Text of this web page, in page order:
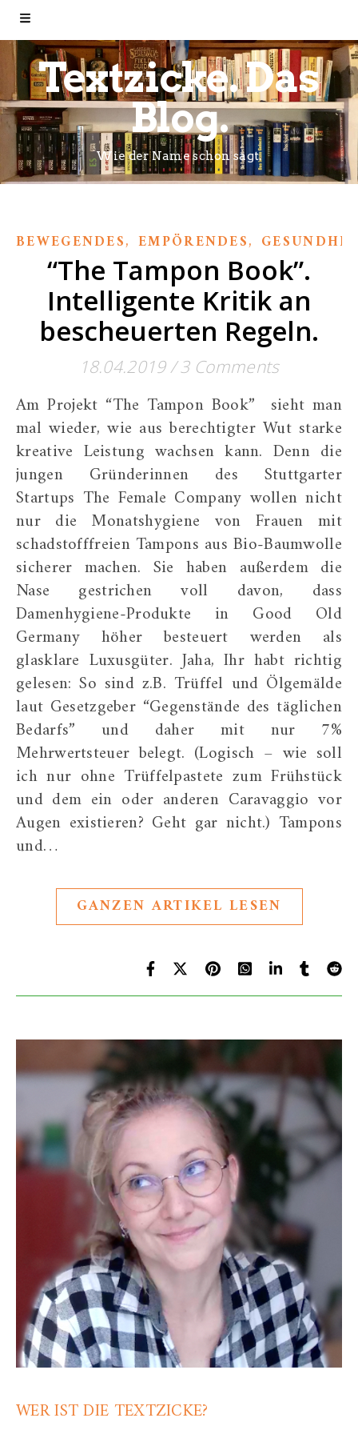
Textzicke. Das
Blog.
Wie der Name schon sagt.
BEWEGENDES, EMPÖRENDES,
“The Tampon Book”.
Intelligente Kritik an
bescheuerten Regeln.
18.04.2019/ 3 Comments
Am Projekt “The Tampon Book” sieht man
mal wieder, wie aus berechtigter Wut starke
kreative Leistung wachsen kann. Denn die
jungen Gründerinnen des Stuttgarter
Startups The Female Company wollen nicht
nur die Monatshygiene von Frauen mit
schadstofffreien Tampons aus Bio-Baumwolle
sicherer machen. Sie haben außerdem die
Nase gestrichen voll davon, dass
Damenhygiene-Produkte in Good Old
Germany höher besteuert werden als
glasklare Luxusgüter. Jaha, Ihr habt richtig
gelesen: So sind z.B. Trüffel und Ölgemälde
laut Gesetzgeber “Gegenstände des täglichen
Bedarfs” und daher mit nur 7%
Mehrwertsteuer belegt. (Logisch – wie soll
ich nur ohne Trüffelpastete zum Frühstück
und dem ein oder anderen Caravaggio vor
Augen existieren? Geht gar nicht.) Tampons
und…
GANZEN ARTIKEL LESEN
WER IST DIE TEXTZICKE?